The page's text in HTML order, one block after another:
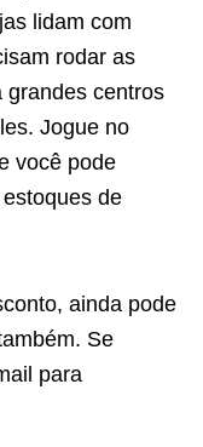
lidam com
rodar as
grandes centros
Jogue no
você pode
de
ainda pode
Se
para